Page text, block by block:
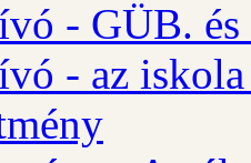
- GÜB.
- az iskola